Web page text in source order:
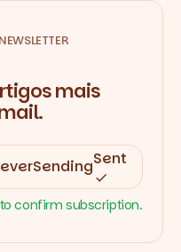
mais
SendingSent
confirm subscription.